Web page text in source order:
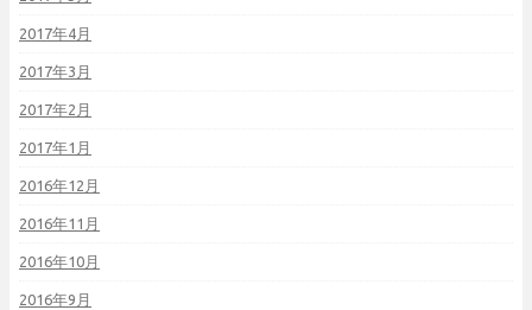
2017年4月
2017年3月
2017年2月
2017年1月
2016年12月
2016年11月
2016年10月
2016年9月